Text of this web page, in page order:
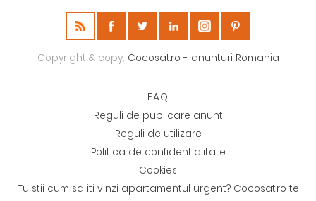
Copyright & copy; Cocosat.ro - anunturi Romania
F.A.Q.
Reguli de publicare anunt
Reguli de utilizare
Politica de confidentialitate
Cookies
Tu stii cum sa iti vinzi apartamentul urgent? Cocosat.ro te